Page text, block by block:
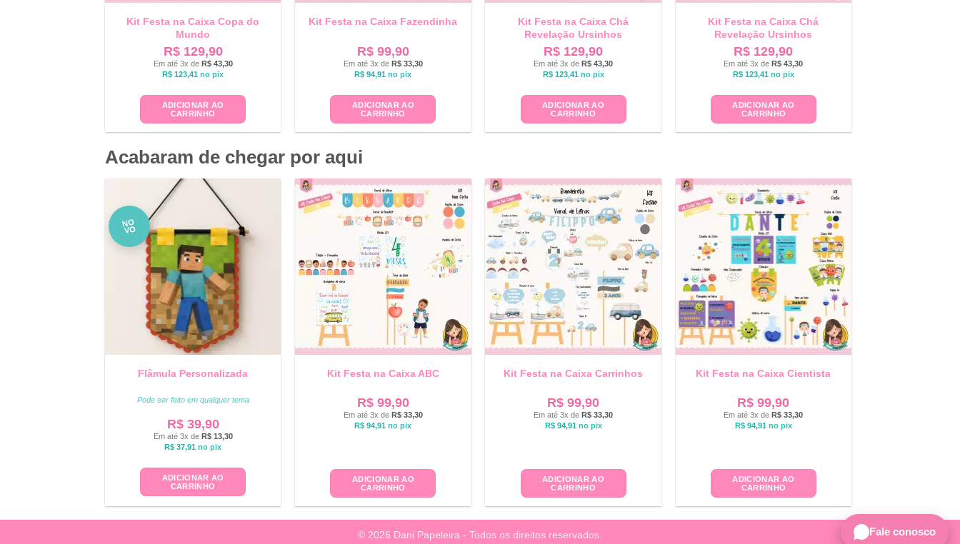
Kit Festa na Caixa Copa do
Mundo
R$129,90
Em até 3x de R$43,30
R$ 123,41 no pix
ADICIONAR AO
CARRINHO
Kit Festa na Caixa Fazendinha
R$99,90
Em até 3x de R$33,30
R$ 94,91 no pix
ADICIONAR AO
CARRINHO
Kit Festa na Caixa Chá
Revelação Ursinhos
R$ 129,90
Em até 3x deR$ 43,30
R$123,41 no pix
ADICIONAR AO
CARRINHO
Kit Festa na Caixa Chá
Revelação Ursinhos
R$ 129,90
Em até 3x deR$ 43,30
R$123,41 no pix
ADICIONAR AO
CARRINHO
Acabaram de chegar por aqui
NO
VO
Flâmula Personalizada
Pode ser feito em qualquer tema
R$39,90
Em até 3x de R$13,30
R$ 37,91 no pix
ADICIONAR AO
CARRINHO
Kit Festa na Caixa ABC
R$99,90
Em até 3x de R$33,30
R$ 94,91 no pix
ADICIONAR AO
CARRINHO
Kit Festa na Caixa Carrinhos
R$ 99,90
Em até 3x deR$ 33,30
R$94,91 no pix
ADICIONAR AO
CARRINHO
Kit Festa na Caixa Cientista
R$ 99,90
Em até 3x deR$ 33,30
R$94,91 no pix
ADICIONAR AO
CARRINHO
© 2026 Dani Papeleira - Todos os direitos reservados. Fale conosco